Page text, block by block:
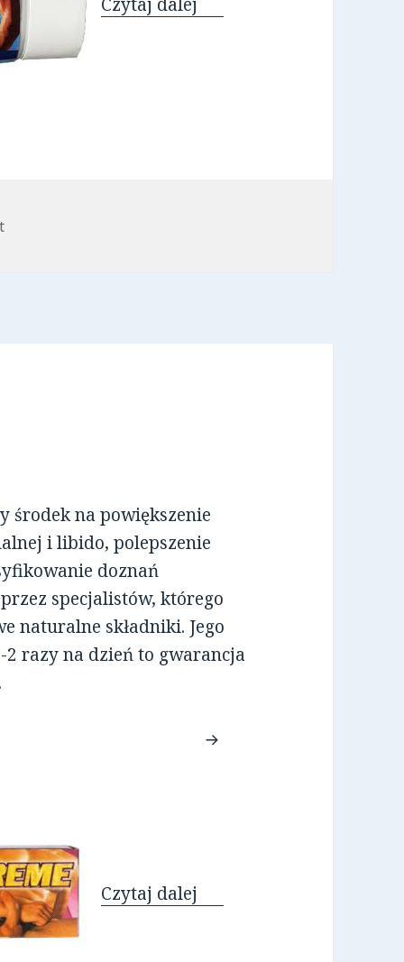
środek na powiększenie
i libido, polepszenie
doznań
specjalistów, którego
naturalne składniki. Jego
razy na dzień to gwarancja
Czytaj dalej
Krem Penis Fit